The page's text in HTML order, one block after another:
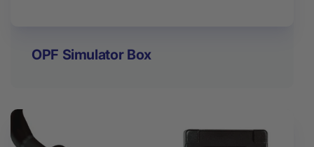
OPF Simulator Box